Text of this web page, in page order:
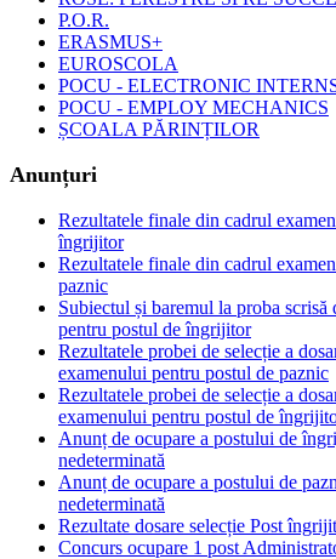
P.O.R.
ERASMUS+
EUROSCOLA
POCU - ELECTRONIC
POCU - EMPLOY MECHANICS
ȘCOALA PĂRINȚILOR
Anunțuri
Rezultatele finale din cadrul
îngrijitor
Rezultatele finale din cadrul
paznic
Subiectul și baremul la proba
pentru postul de îngrijitor
Rezultatele probei de selecție a
examenului pentru postul de paznic
Rezultatele probei de selecție a
examenului pentru postul de
Anunț de ocupare a postului de
nedeterminată
Anunț de ocupare a postului de
nedeterminată
Rezultate dosare selecție Post
Concurs ocupare 1 post